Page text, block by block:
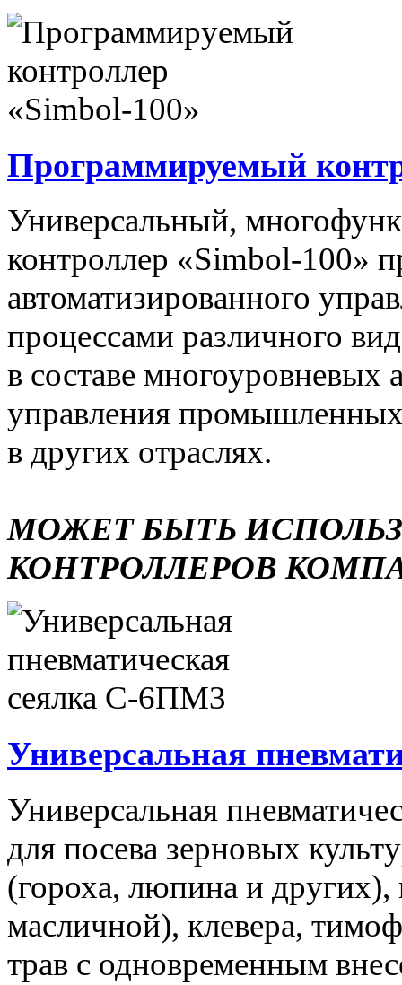
Программируемый
Универсальный,
контроллер «Simbol-100»
автоматизированного
процессами различного
в составе многоуровневых
управления
в других отраслях.
МОЖЕТ БЫТЬ
КОНТРОЛЛЕРОВ
Универсальная
Универсальная
для посева зерновых
(гороха, люпина и других),
масличной), клевера,
трав с одновременным